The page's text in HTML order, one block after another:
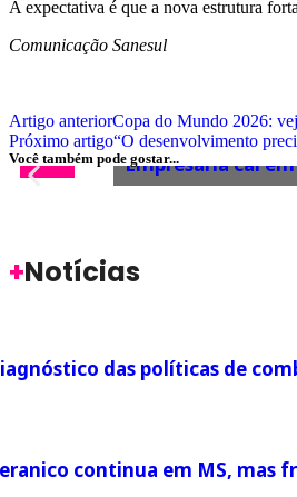
A expectativa é que a nova estrutura
Comunicação Sanesul
Artigo anteriorCopa do Mundo 2026:
Próximo artigo“O desenvolvimento
Você também pode gostar...
GOLPE
Empresária cai
+Notícias
das políticas de
continua em MS, mas